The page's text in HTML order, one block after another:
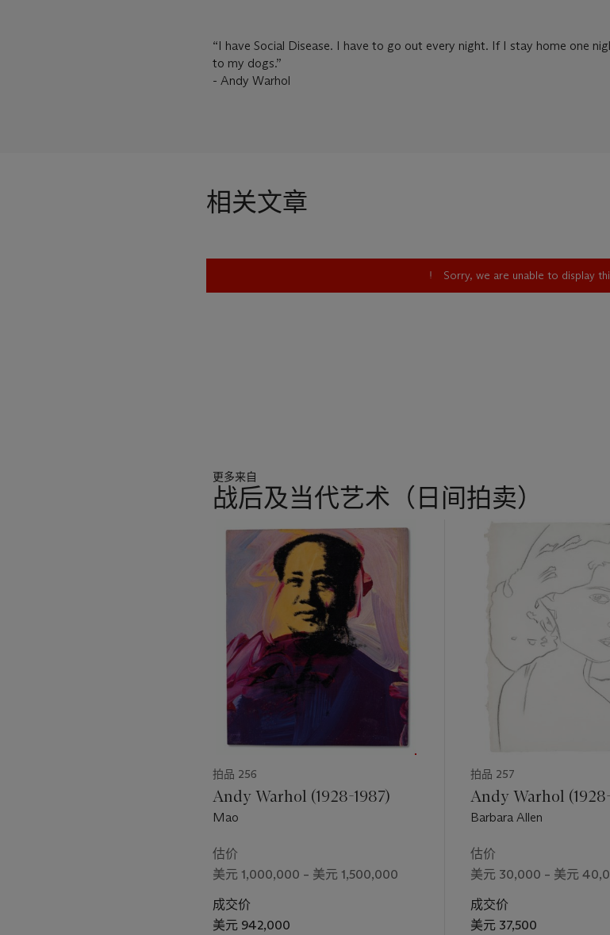
“I have Social Disease. I have to go out every night. If I stay home one
to my dogs.”
- Andy Warhol
相关文章
Sorry, we are unable to display
更多来自
战后及当代艺术（日间拍卖）
拍品 256
Andy Warhol (1928-1987)
Mao
估价
美元 1,000,000 – 美元 1,500,000
成交价
美元 942,000
拍品 257
Andy Warhol
Barbara Allen
估价
美元 30,000 – 美元
成交价
美元 37,500